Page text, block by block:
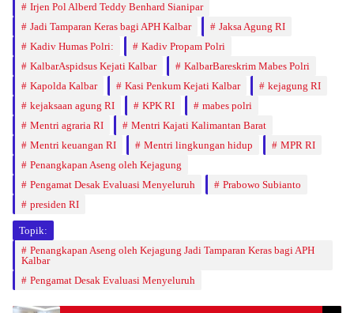
Irjen Pol Alberd Teddy Benhard Sianipar
Jadi Tamparan Keras bagi APH Kalbar
Jaksa Agung RI
Kadiv Humas Polri:
Kadiv Propam Polri
KalbarAspidsus Kejati Kalbar
KalbarBareskrim Mabes Polri
Kapolda Kalbar
Kasi Penkum Kejati Kalbar
kejagung RI
kejaksaan agung RI
KPK RI
mabes polri
Mentri agraria RI
Mentri Kajati Kalimantan Barat
Mentri keuangan RI
Mentri lingkungan hidup
MPR RI
Penangkapan Aseng oleh Kejagung
Pengamat Desak Evaluasi Menyeluruh
Prabowo Subianto
presiden RI
Topik:
Penangkapan Aseng oleh Kejagung Jadi Tamparan Keras bagi APH
Kalbar
Pengamat Desak Evaluasi Menyeluruh